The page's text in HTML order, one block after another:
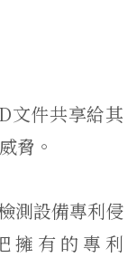
文件共享給其
脅。
測設備專利侵
擁有的專利